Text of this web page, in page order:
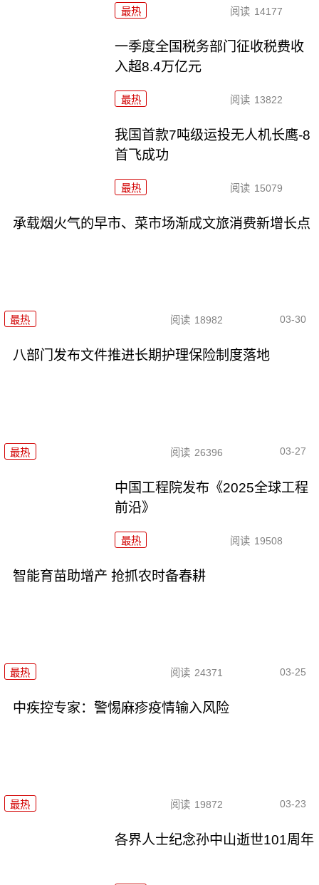
最热 阅读 14177
一季度全国税务部门征收税费收
入超8.4万亿元
最热 阅读 13822
我国首款7吨级运投无人机长鹰-8
首飞成功
最热 阅读 15079
承载烟火气的早市、菜市场渐成文旅消费新增长点
最热 阅读 18982 03-30
八部门发布文件推进长期护理保险制度落地
最热 阅读 26396 03-27
中国工程院发布《2025全球工程
前沿》
最热 阅读 19508
智能育苗助增产 抢抓农时备春耕
最热 阅读 24371 03-25
中疾控专家：警惕麻疹疫情输入风险
最热 阅读 19872 03-23
各界人士纪念孙中山逝世101周年